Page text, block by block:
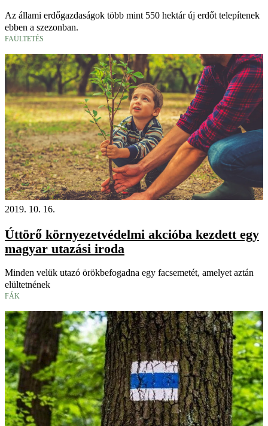
Az állami erdőgazdaságok több mint 550 hektár új erdőt telepítenek
ebben a szezonban.
FAÜLTETÉS
2019. 10. 16.
Úttörő környezetvédelmi akcióba kezdett egy
magyar utazási iroda
Minden velük utazó örökbefogadna egy facsemetét, amelyet aztán
elültetnének
FÁK